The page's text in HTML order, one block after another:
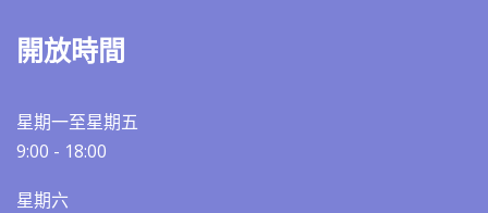
開放時間
星期一至星期五
9:00 - 18:00
星期六